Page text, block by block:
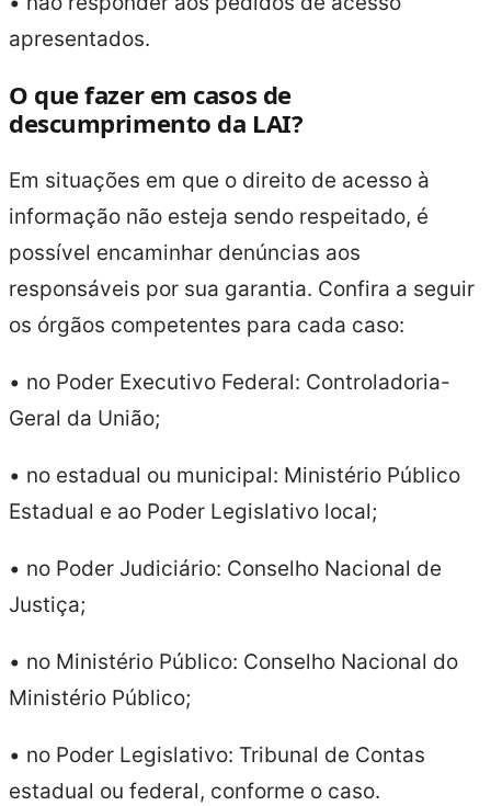
apresentados.
O que fazer em casos de
descumprimento da LAI?
Em situações em que o direito de acesso à
informação não esteja sendo respeitado, é
possível encaminhar denúncias aos
responsáveis por sua garantia. Confira a seguir
os órgãos competentes para cada caso:
• no Poder Executivo Federal: Controladoria-
Geral da União;
• no estadual ou municipal: Ministério Público
Estadual e ao Poder Legislativo local;
• no Poder Judiciário: Conselho Nacional de
Justiça;
• no Ministério Público: Conselho Nacional do
Ministério Público;
• no Poder Legislativo: Tribunal de Contas
estadual ou federal, conforme o caso.